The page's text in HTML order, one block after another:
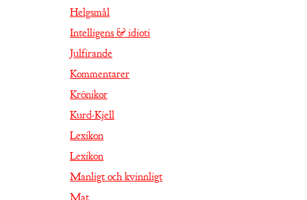
Helgsmål
Intelligens & idioti
Julfirande
Kommentarer
Krönikor
Kurd-Kjell
Lexikon
Lexikon
Manligt och kvinnligt